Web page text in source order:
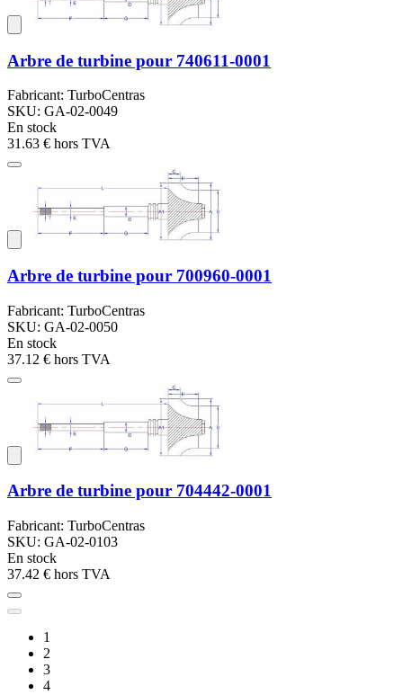
Arbre de turbine pour 740611-0001
Fabricant: TurboCentras
SKU: GA-02-0049
En stock
31.63 € hors TVA
Arbre de turbine pour 700960-0001
Fabricant: TurboCentras
SKU: GA-02-0050
En stock
37.12 € hors TVA
Arbre de turbine pour 704442-0001
Fabricant: TurboCentras
SKU: GA-02-0103
En stock
37.42 € hors TVA
1
2
3
4